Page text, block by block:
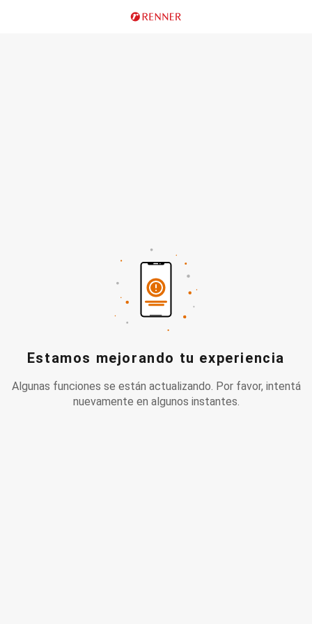
Estamos mejorando tu experiencia
Algunas funciones se están actualizando. Por favor, intentá
nuevamente en algunos instantes.